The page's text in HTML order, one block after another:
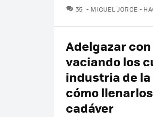
35 COMENTARIOS
MIGUEL JORGE
Adelgazar
vaciando los
industria de
cómo
cadáver